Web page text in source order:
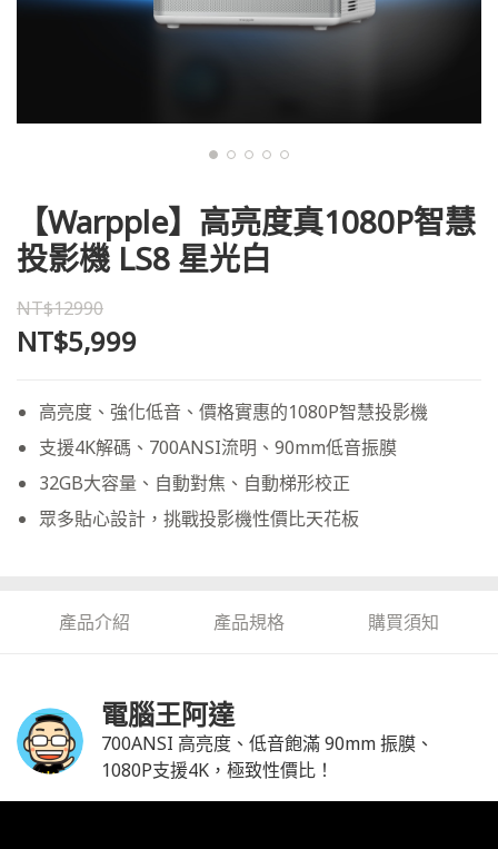
【Warpple】高亮度真1080P智慧
投影機 LS8 星光白
NT$12990
NT$5,999
高亮度、強化低音、價格實惠的1080P智慧投影機
支援4K解碼、700ANSI流明、90mm低音振膜
32GB大容量、自動對焦、自動梯形校正
眾多貼心設計，挑戰投影機性價比天花板
產品介紹 產品規格 購買須知
電腦王阿達
700ANSI 高亮度、低音飽滿 90mm 振膜、
1080P支援4K，極致性價比！